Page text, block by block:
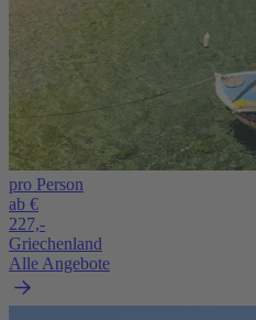
pro Person
ab €
227,-
Griechenland
Alle Angebote